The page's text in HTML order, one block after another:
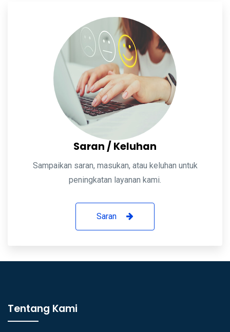
Saran / Keluhan
Sampaikan saran, masukan, atau keluhan untuk
peningkatan layanan kami.
Saran
Tentang Kami